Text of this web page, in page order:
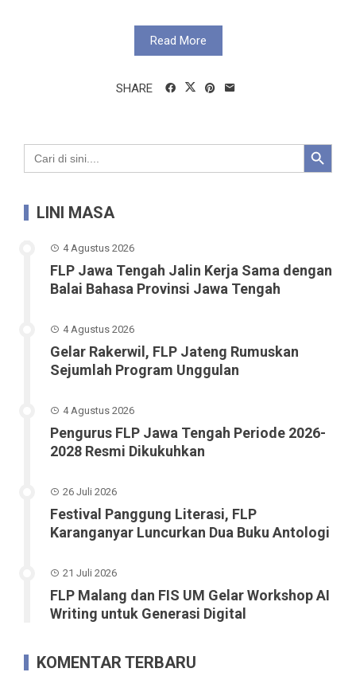
Read More
SHARE
Search
for:
Search Button
LINI MASA
4 Agustus 2026
FLP Jawa Tengah Jalin Kerja Sama dengan
Balai Bahasa Provinsi Jawa Tengah
4 Agustus 2026
Gelar Rakerwil, FLP Jateng Rumuskan
Sejumlah Program Unggulan
4 Agustus 2026
Pengurus FLP Jawa Tengah Periode 2026-
2028 Resmi Dikukuhkan
26 Juli 2026
Festival Panggung Literasi, FLP
Karanganyar Luncurkan Dua Buku Antologi
21 Juli 2026
FLP Malang dan FIS UM Gelar Workshop AI
Writing untuk Generasi Digital
KOMENTAR TERBARU